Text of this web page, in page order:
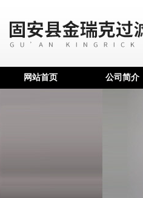
网站首页 公司简介